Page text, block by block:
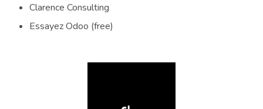
Clarence Consulting
Essayez Odoo (free)